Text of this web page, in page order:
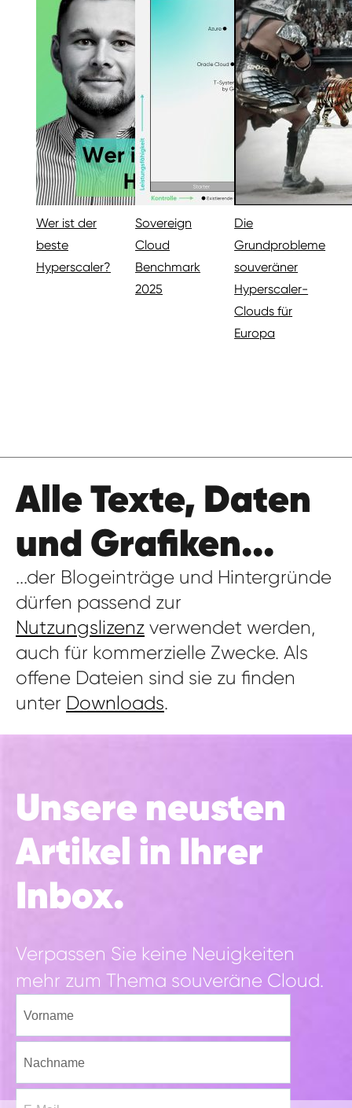
Wer ist der
beste
Hyperscaler?
Sovereign
Cloud
Benchmark
2025
Die
Grundprobleme
souveräner
Hyperscaler-
Clouds für
Europa
Alle Texte, Daten
und Grafiken...
...der Blogeinträge und Hintergründe
dürfen passend zur
Nutzungslizenzverwendet werden,
auch für kommerzielle Zwecke. Als
offene Dateien sind sie zu finden
unter Downloads.
Unsere neusten
Artikel in Ihrer
Inbox.
Verpassen Sie keine Neuigkeiten
mehr zum Thema souveräne Cloud.